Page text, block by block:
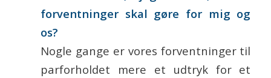
forventninger skal gøre for mig og
os?
Nogle gange er vores forventninger til
parforholdet mere et udtryk for et